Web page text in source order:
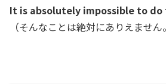
It is absolutely impossible to
（そんなことは絶対にありえません。